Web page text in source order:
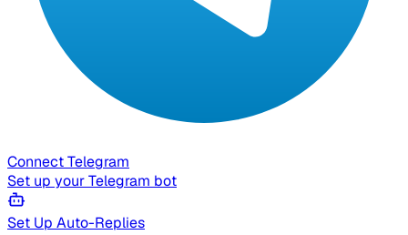
Connect Telegram
Set up your Telegram bot
Set Up Auto-Replies